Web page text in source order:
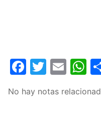
Facebook
Twitter
No hay notas